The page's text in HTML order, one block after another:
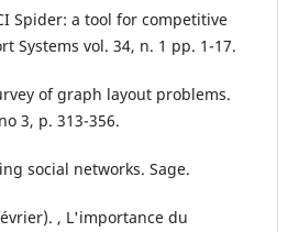
Spider: a tool for competitive
Systems vol. 34, n. 1 pp. 1-17.
of graph layout problems.
3, p. 313-356.
social networks. Sage.
, L'importance du